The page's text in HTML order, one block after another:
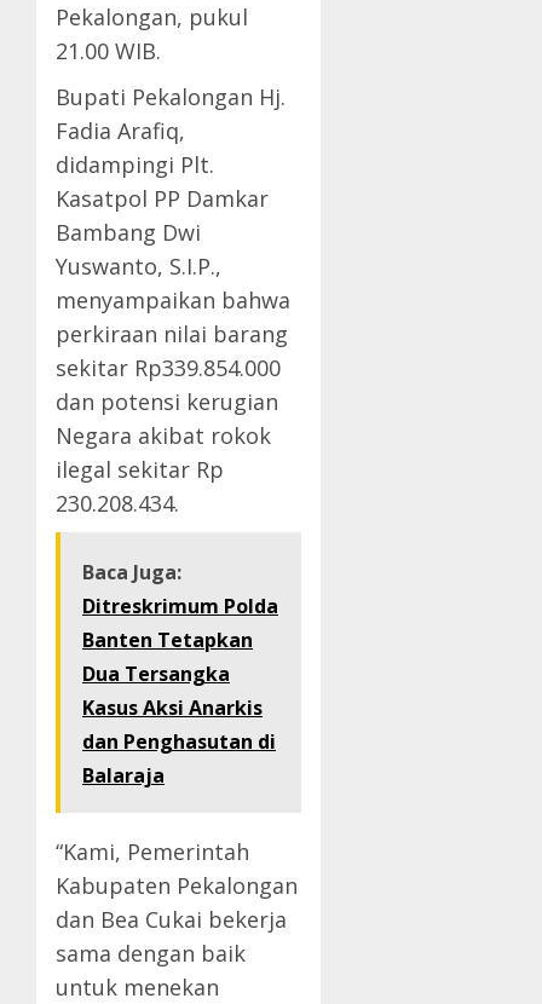
Pekalongan, pukul
21.00 WIB.
Bupati Pekalongan Hj.
Fadia Arafiq,
didampingi Plt.
Kasatpol PP Damkar
Bambang Dwi
Yuswanto, S.I.P.,
menyampaikan bahwa
perkiraan nilai barang
sekitar Rp339.854.000
dan potensi kerugian
Negara akibat rokok
ilegal sekitar Rp
230.208.434.
Baca Juga:
Ditreskrimum Polda
Banten Tetapkan
Dua Tersangka
Kasus Aksi Anarkis
dan Penghasutan di
Balaraja
“Kami, Pemerintah
Kabupaten Pekalongan
dan Bea Cukai bekerja
sama dengan baik
untuk menekan